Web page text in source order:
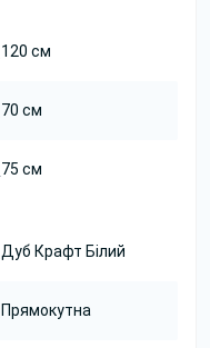
120 см
70 см
75 см
Дуб Крафт Білий
Прямокутна